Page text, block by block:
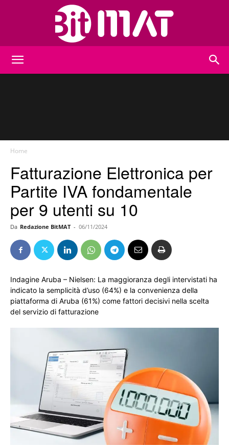
Home
Fatturazione Elettronica per
Partite IVA fondamentale
per 9 utenti su 10
Da Redazione BitMAT - 06/11/2024
Indagine Aruba – Nielsen: La maggioranza degli intervistati ha
indicato la semplicità d’uso (64%) e la convenienza della
piattaforma di Aruba (61%) come fattori decisivi nella scelta
del servizio di fatturazione